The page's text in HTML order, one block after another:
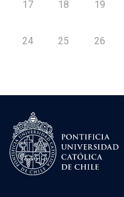
17 18 19
24 25 26